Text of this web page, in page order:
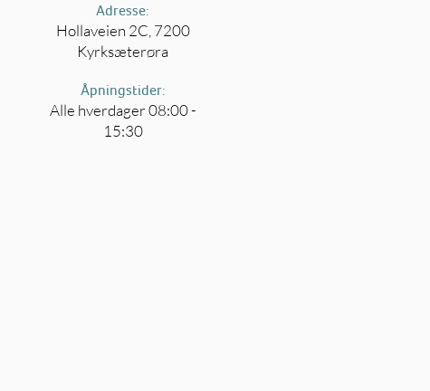
Adresse:
Hollaveien 2C, 7200
Kyrksæterøra
Åpningstider:
Alle hverdager 08:00 -
15:30